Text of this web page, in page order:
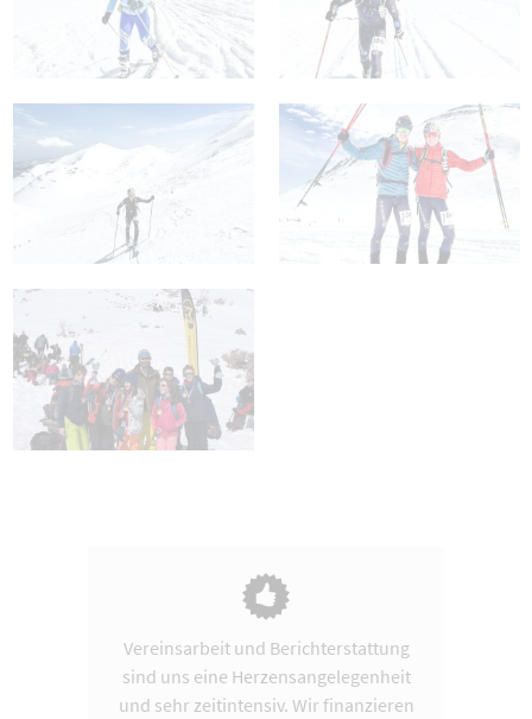
Vereinsarbeit und Berichterstattung
sind uns eine Herzensangelegenheit
und sehr zeitintensiv. Wir finanzieren